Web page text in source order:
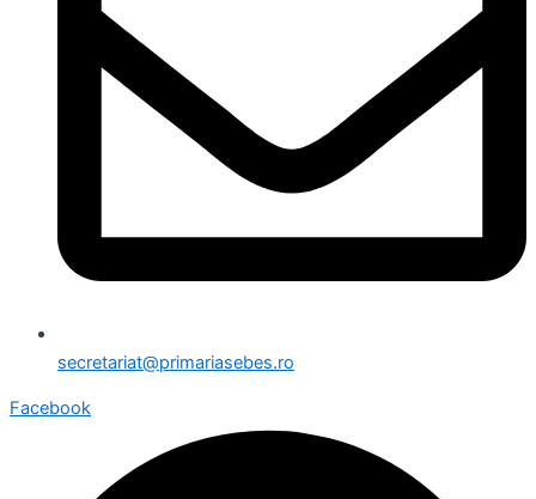
secretariat@primariasebes.ro
Facebook